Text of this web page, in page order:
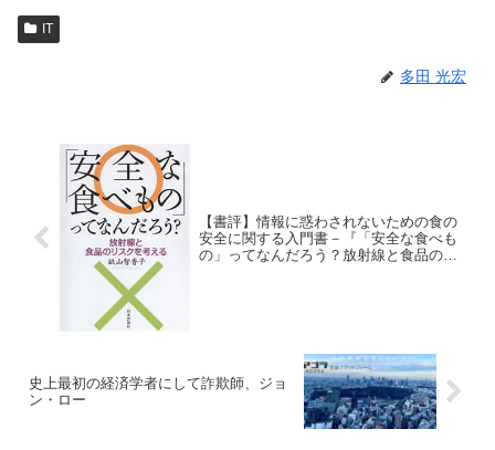
IT
多田 光宏
【書評】情報に惑わされないための食の
安全に関する入門書－『「安全な食べも
の」ってなんだろう？放射線と食品のリ
史上最初の経済学者にして詐欺師、ジョ
ン・ロー